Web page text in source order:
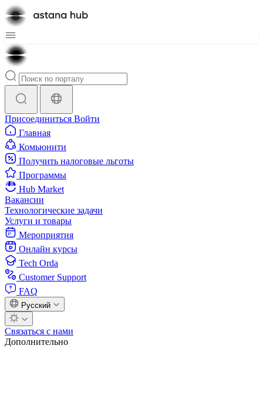
Присоединиться Войти
Главная
Комьюнити
Получить налоговые льготы
Программы
Hub Market
Вакансии
Технологические задачи
Услуги и товары
Мероприятия
Онлайн курсы
Tech Orda
Customer Support
FAQ
Русский
Связаться с нами
Дополнительно